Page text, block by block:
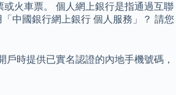
或火車票。 個人網上銀行是指通過互聯
中國銀行網上銀行 個人服務」？ 請您
時提供已實名認證的內地手機號碼，